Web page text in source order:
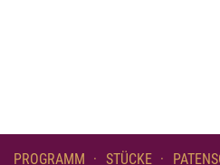
PROGRAMM STÜCKE